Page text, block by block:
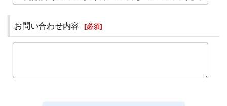
お問い合わせ内容 [必須]